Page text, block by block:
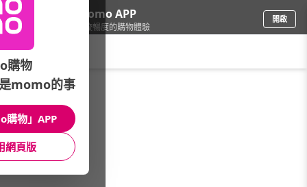
下載momo APP
給你3倍流暢度的購物體驗
開啟
食品飲料/雞高湯/即食
本館精選商品
館長推薦 月銷量
購物
momo的事
購物」APP
網頁版